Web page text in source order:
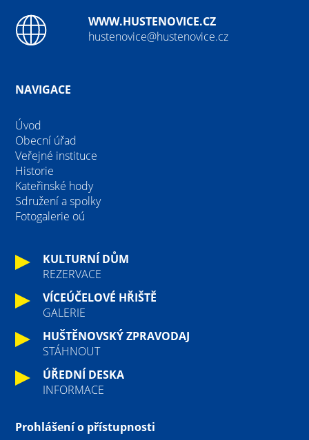
WWW.HUSTENOVICE.CZ
hustenovice@hustenovice.cz
NAVIGACE
Úvod
Obecní úřad
Veřejné instituce
Historie
Kateřinské hody
Sdružení a spolky
Fotogalerie oú
KULTURNÍ DŮM
REZERVACE
VÍCEÚČELOVÉ HŘIŠTĚ
GALERIE
HUŠTĚNOVSKÝ ZPRAVODAJ
STÁHNOUT
ÚŘEDNÍ DESKA
INFORMACE
Prohlášení o přístupnosti